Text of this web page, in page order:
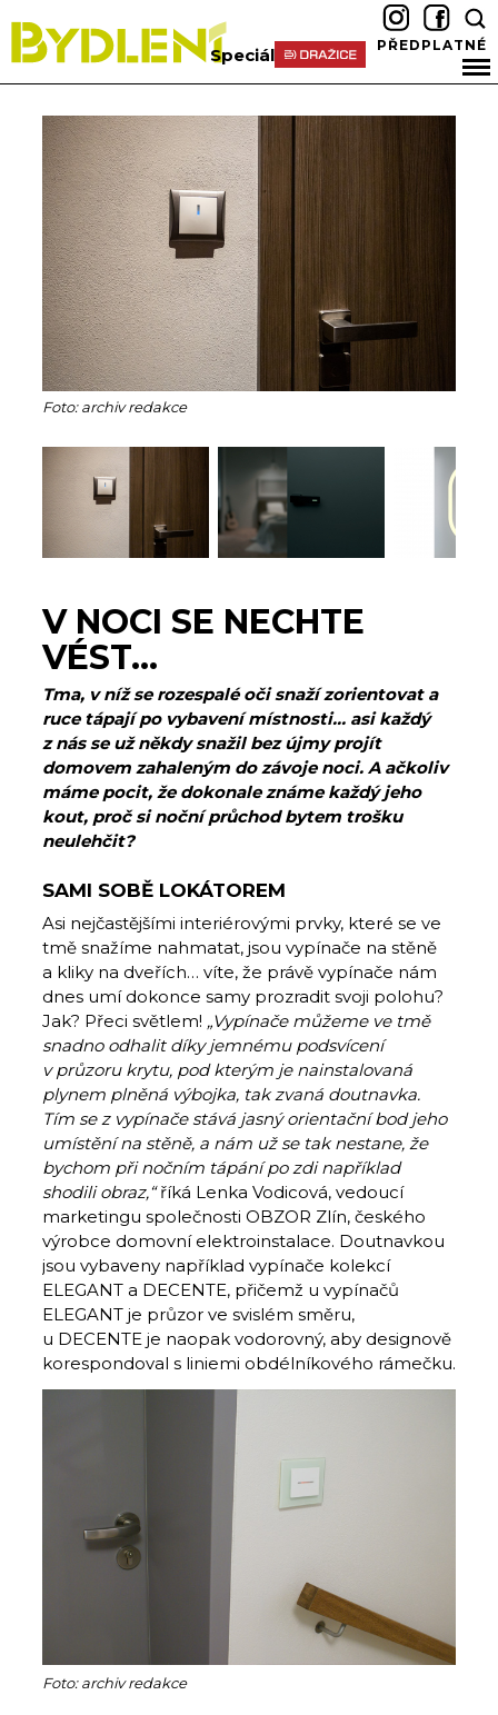
Speciál PŘEDPLATNÉ
Foto: archiv redakce
V NOCI SE NECHTE
VÉST…
Tma, v níž se rozespalé oči snaží zorientovat a
ruce tápají po vybavení místnosti… asi každý
z nás se už někdy snažil bez újmy projít
domovem zahaleným do závoje noci. A ačkoliv
máme pocit, že dokonale známe každý jeho
kout, proč si noční průchod bytem trošku
neulehčit?
SAMI SOBĚ LOKÁTOREM
Asi nejčastějšími interiérovými prvky, které se ve
tmě snažíme nahmatat, jsou vypínače na stěně
a kliky na dveřích… víte, že právě vypínače nám
dnes umí dokonce samy prozradit svoji polohu?
Jak? Přeci světlem! „Vypínače můžeme ve tmě
snadno odhalit díky jemnému podsvícení
v průzoru krytu, pod kterým je nainstalovaná
plynem plněná výbojka, tak zvaná doutnavka.
Tím se z vypínače stává jasný orientační bod jeho
umístění na stěně, a nám už se tak nestane, že
bychom při nočním tápání po zdi například
shodili obraz,“říká Lenka Vodicová, vedoucí
marketingu společnosti OBZOR Zlín, českého
výrobce domovní elektroinstalace. Doutnavkou
jsou vybaveny například vypínače kolekcí
ELEGANT a DECENTE, přičemž u vypínačů
ELEGANT je průzor ve svislém směru,
u DECENTE je naopak vodorovný, aby designově
korespondoval s liniemi obdélníkového rámečku.
Foto: archiv redakce